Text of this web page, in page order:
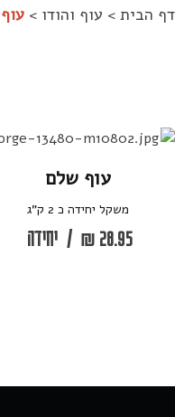
דף הבית > עוף והודו >
עוף שלם
משקל יחידה כ 2 ק”ג
₪ 28.95
/ יחידה